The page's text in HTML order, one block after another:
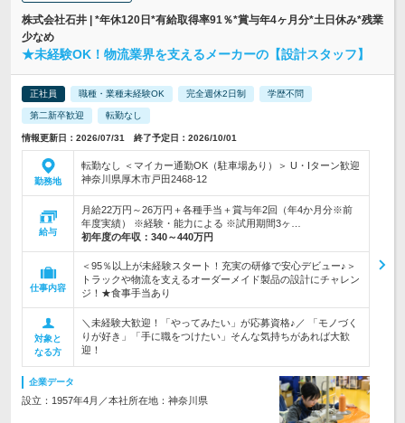
株式会社石井 | *年休120日*有給取得率91％*賞与年4ヶ月分*土日休み*残業
少なめ
★未経験OK！物流業界を支えるメーカーの【設計スタッフ】
正社員 職種・業種未経験OK 完全週休2日制 学歴不問
第二新卒歓迎 転勤なし
情報更新日：2026/07/31 終了予定日：2026/10/01
勤務地
転勤なし ＜マイカー通勤OK（駐車場あり）＞ U・Iターン歓迎
神奈川県厚木市戸田2468-12
給与
月給22万円～26万円＋各種手当＋賞与年2回（年4か月分※前
年度実績） ※経験・能力による ※試用期間3ヶ…
初年度の年収： 340～440万円
仕事内容
＜95％以上が未経験スタート！充実の研修で安心デビュー♪＞
トラックや物流を支えるオーダーメイド製品の設計にチャレン
ジ！★食事手当あり
対象と
なる方
＼未経験大歓迎！「やってみたい」が応募資格♪／ 「モノづく
りが好き」「手に職をつけたい」そんな気持ちがあれば大歓
迎！
企業データ
設立：1957年4月／本社所在地：神奈川県